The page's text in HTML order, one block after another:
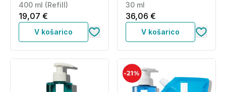
400 ml (Refill)
19,07 €
V košarico
30 ml
36,06 €
V košarico